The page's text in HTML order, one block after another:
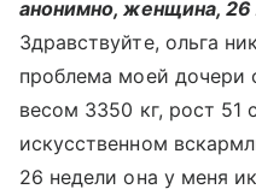
анонимно, женщина, 26
Здравствуйте, ольга
проблема моей дочери
весом 3350 кг, рост 51
искусственном
26 недели она у меня